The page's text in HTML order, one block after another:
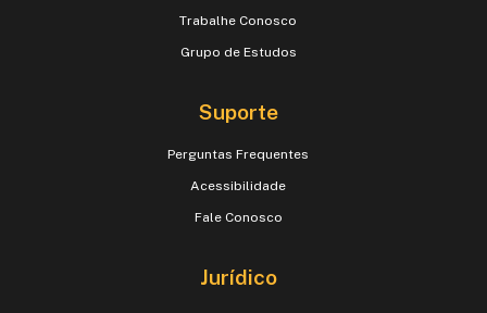
Trabalhe Conosco
Grupo de Estudos
Suporte
Perguntas Frequentes
Acessibilidade
Fale Conosco
Jurídico